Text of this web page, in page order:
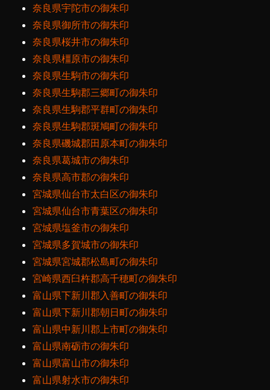
奈良県宇陀市の御朱印
奈良県御所市の御朱印
奈良県桜井市の御朱印
奈良県橿原市の御朱印
奈良県生駒市の御朱印
奈良県生駒郡三郷町の御朱印
奈良県生駒郡平群町の御朱印
奈良県生駒郡斑鳩町の御朱印
奈良県磯城郡田原本町の御朱印
奈良県葛城市の御朱印
奈良県高市郡の御朱印
宮城県仙台市太白区の御朱印
宮城県仙台市青葉区の御朱印
宮城県塩釜市の御朱印
宮城県多賀城市の御朱印
宮城県宮城郡松島町の御朱印
宮崎県西臼杵郡高千穂町の御朱印
富山県下新川郡入善町の御朱印
富山県下新川郡朝日町の御朱印
富山県中新川郡上市町の御朱印
富山県南砺市の御朱印
富山県富山市の御朱印
富山県射水市の御朱印